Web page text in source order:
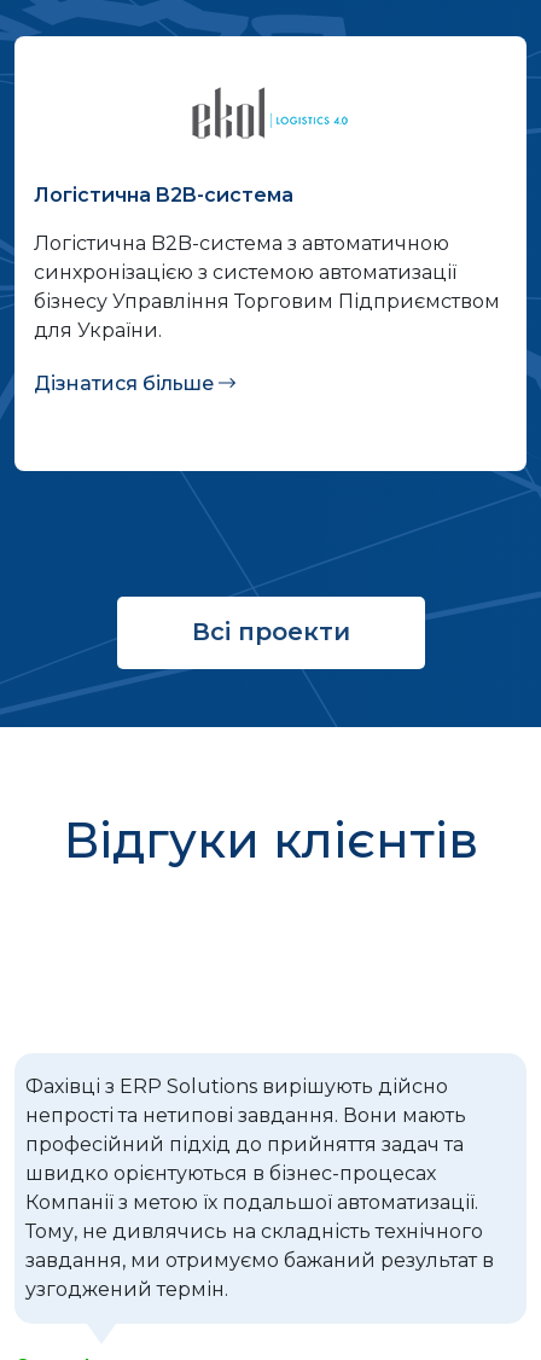
Логістична B2B-система
Логістична B2B-система з автоматичною
синхронізацією з системою автоматизації
бізнесу Управління Торговим Підприємством
для України.
Дізнатися більше
Всі проекти
Відгуки клієнтів
Фахівці з ERP Solutions вирішують дійсно
непрості та нетипові завдання. Вони мають
професійний підхід до прийняття задач та
швидко орієнтуються в бізнес-процесах
Компанії з метою їх подальшої автоматизації.
Тому, не дивлячись на складність технічного
завдання, ми отримуємо бажаний результат в
узгоджений термін.